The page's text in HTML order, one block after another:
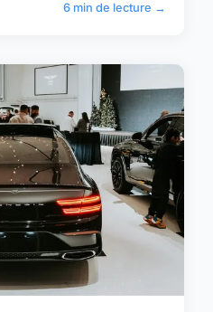
6 min de lecture →